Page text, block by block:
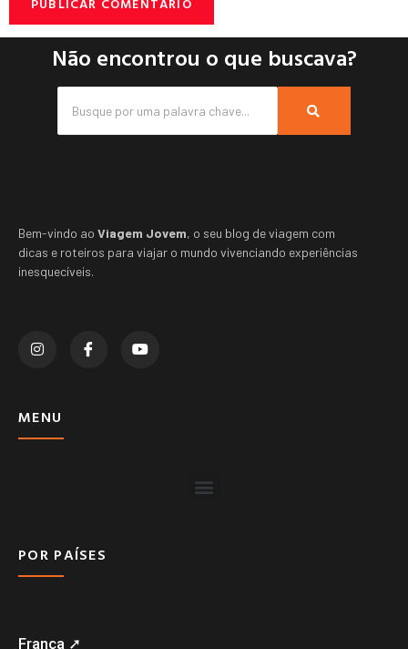
Não encontrou o que buscava?
Bem-vindo ao Viagem Jovem, o seu blog de viagem com
dicas e roteiros para viajar o mundo vivenciando experiências
inesquecíveis.
MENU
POR PAÍSES
França ➚